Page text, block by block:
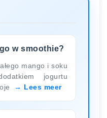
w smoothie?
mango i soku
jogurtu
Lees meer